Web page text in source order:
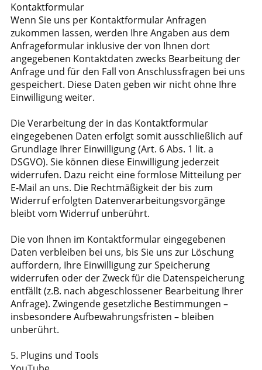
Kontaktformular
Wenn Sie uns per Kontaktformular Anfragen
zukommen lassen, werden Ihre Angaben aus dem
Anfrageformular inklusive der von Ihnen dort
angegebenen Kontaktdaten zwecks Bearbeitung der
Anfrage und für den Fall von Anschlussfragen bei uns
gespeichert. Diese Daten geben wir nicht ohne Ihre
Einwilligung weiter.
Die Verarbeitung der in das Kontaktformular
eingegebenen Daten erfolgt somit ausschließlich auf
Grundlage Ihrer Einwilligung (Art. 6 Abs. 1 lit. a
DSGVO). Sie können diese Einwilligung jederzeit
widerrufen. Dazu reicht eine formlose Mitteilung per
E-Mail an uns. Die Rechtmäßigkeit der bis zum
Widerruf erfolgten Datenverarbeitungsvorgänge
bleibt vom Widerruf unberührt.
Die von Ihnen im Kontaktformular eingegebenen
Daten verbleiben bei uns, bis Sie uns zur Löschung
auffordern, Ihre Einwilligung zur Speicherung
widerrufen oder der Zweck für die Datenspeicherung
entfällt (z.B. nach abgeschlossener Bearbeitung Ihrer
Anfrage). Zwingende gesetzliche Bestimmungen –
insbesondere Aufbewahrungsfristen – bleiben
unberührt.
5. Plugins und Tools